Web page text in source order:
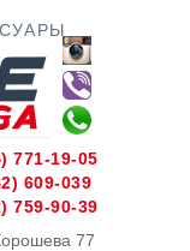
77
771-19-05
609-039
759-90-39